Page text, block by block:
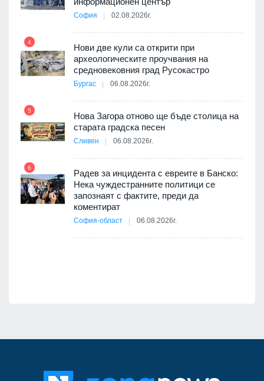
София 02.08.2026г.
4
Нови две кули са открити при
археологическите проучвания на
средновековния град Русокастро
Бургас 06.08.2026г.
5
Нова Загора отново ще бъде столица на
старата градска песен
Сливен 06.08.2026г.
6
Радев за инцидента с евреите в Банско:
Нека чуждестранните политици се
запознаят с фактите, преди да
коментират
София-област 06.08.2026г.